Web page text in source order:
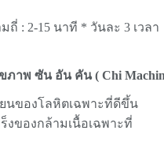
ถี่ : 2-15 นาที * วันละ 3 เวลา
ภาพ ซัน อัน คัน ( Chi
นของโลหิตเฉพาะที่ดีขึ้น
งของกล้ามเนื้อเฉพาะที่